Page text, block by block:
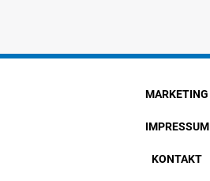
MARKETING
IMPRESSUM
KONTAKT